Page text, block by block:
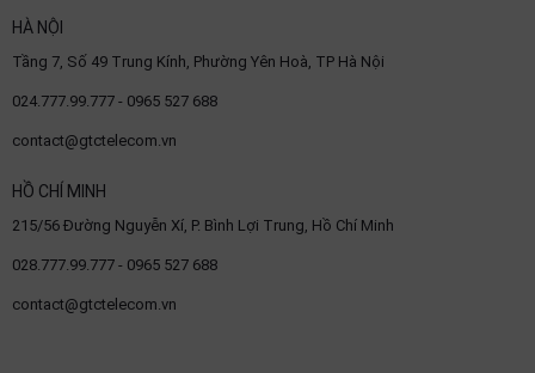
HÀ NỘI
Tầng 7, Số 49 Trung Kính, Phường Yên Hoà, TP Hà Nội
024.777.99.777 - 0965 527 688
contact@gtctelecom.vn
HỒ CHÍ MINH
215/56 Đường Nguyễn Xí, P. Bình Lợi Trung, Hồ Chí Minh
028.777.99.777 - 0965 527 688
contact@gtctelecom.vn